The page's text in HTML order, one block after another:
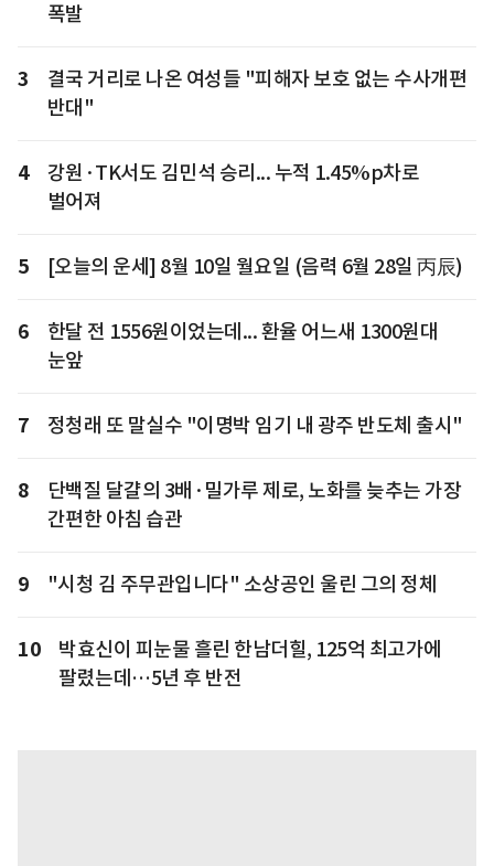
폭발
3
결국 거리로 나온 여성들 "피해자 보호 없는 수사개편
반대"
4
강원·TK서도 김민석 승리... 누적 1.45%p차로
벌어져
5 [오늘의 운세] 8월 10일 월요일 (음력 6월 28일 丙辰)
6
한달 전 1556원이었는데... 환율 어느새 1300원대
눈앞
7 정청래 또 말실수 "이명박 임기 내 광주 반도체 출시"
8
단백질 달걀의 3배·밀가루 제로, 노화를 늦추는 가장
간편한 아침 습관
9 "시청 김 주무관입니다" 소상공인 울린 그의 정체
10
박효신이 피눈물 흘린 한남더힐, 125억 최고가에
팔렸는데…5년 후 반전